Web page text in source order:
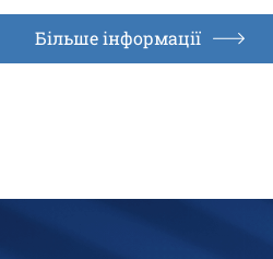
Більше інформації